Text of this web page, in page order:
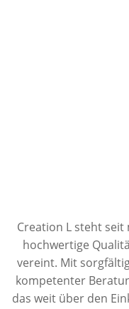
Creation L steht seit
hochwertige
vereint. Mit
kompetenter
das weit über den